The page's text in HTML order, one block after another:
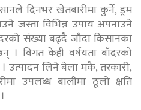
दिनभर खेतबारीमा कुर्नेे, ड्रम
जस्ता विभिन्न उपाय अपनाउने
संख्या बढ्दै जाँदा किसानका
। विगत केही वर्षयता बाँदरको
उत्पादन लिने बेला मकै, तरकारी,
उपलब्ध बालीमा ठूलो क्षति